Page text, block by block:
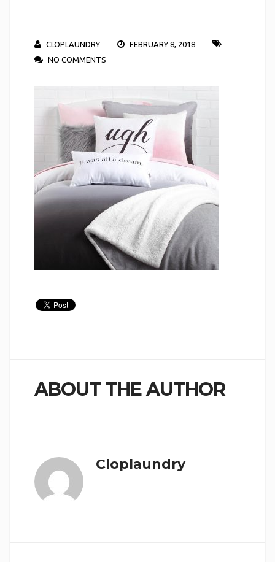
CLOPLAUNDRY
FEBRUARY 8, 2018
NO COMMENTS
ABOUT THE AUTHOR
Cloplaundry